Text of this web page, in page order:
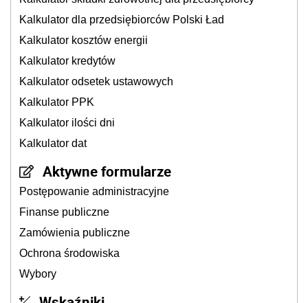
Kalkulator dla przedsiębiorców Polski Ład
Kalkulator kosztów energii
Kalkulator kredytów
Kalkulator odsetek ustawowych
Kalkulator PPK
Kalkulator ilości dni
Kalkulator dat
Aktywne formularze
Postępowanie administracyjne
Finanse publiczne
Zamówienia publiczne
Ochrona środowiska
Wybory